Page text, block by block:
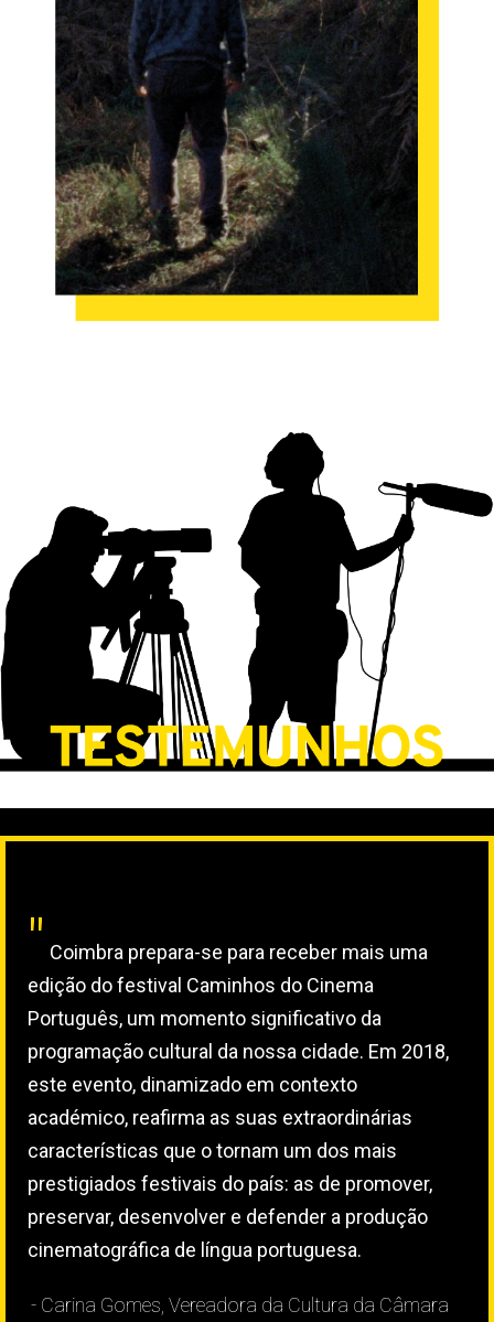
" Coimbra prepara-se para receber mais uma
edição do festival Caminhos do Cinema
Português, um momento significativo da
programação cultural da nossa cidade. Em 2018,
este evento, dinamizado em contexto
académico, reafirma as suas extraordinárias
características que o tornam um dos mais
prestigiados festivais do país: as de promover,
preservar, desenvolver e defender a produção
cinematográfica de língua portuguesa.
- Carina Gomes, Vereadora da Cultura da Câmara